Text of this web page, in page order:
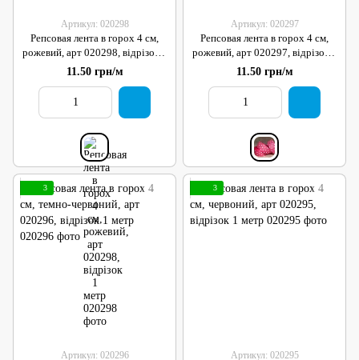
Артикул: 020298
Репсовая лента в горох 4 см,
рожевий, арт 020298, відрізок 1
метр
11.50 грн/м
Артикул: 020297
Репсовая лента в горох 4 см,
рожевий, арт 020297, відрізок 1
метр
11.50 грн/м
3
Артикул: 020296
3
Артикул: 020295